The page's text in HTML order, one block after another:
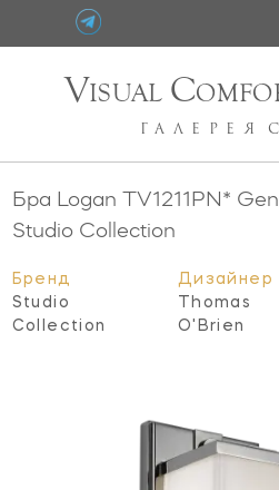
VISUAL C
ГАЛЕРЕЯ
Бра Logan TV1211PN*
Studio Collection
Бренд
Studio
Collection
Дизайнер
Thomas
O'Brien